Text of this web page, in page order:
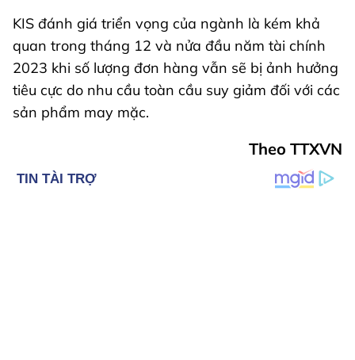
KIS đánh giá triển vọng của ngành là kém khả
quan trong tháng 12 và nửa đầu năm tài chính
2023 khi số lượng đơn hàng vẫn sẽ bị ảnh hưởng
tiêu cực do nhu cầu toàn cầu suy giảm đối với các
sản phẩm may mặc.
Theo TTXVN